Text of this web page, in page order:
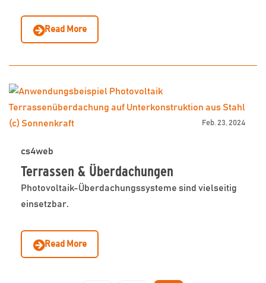
Read More
Feb. 23, 2024
cs4web
Terrassen & Überdachungen
Photovoltaik-Überdachungssysteme sind vielseitig
einsetzbar.
Read More